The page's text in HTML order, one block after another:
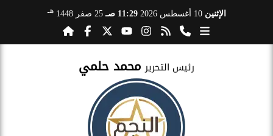
الإثنين 10 أغسطس 2026 11:29 صـ 25 صفر 1448 هـ
رئيس التحرير محمد حلمي